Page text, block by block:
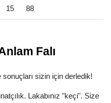
15 88
Falı
sonuçları sizin için derledik!
Lakabınız "keçi". Size